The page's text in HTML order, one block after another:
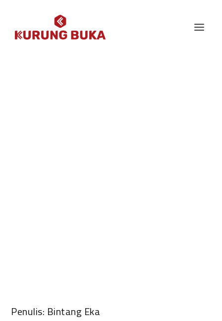
Penulis: Bintang Eka